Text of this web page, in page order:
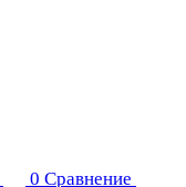
0 Сравнение